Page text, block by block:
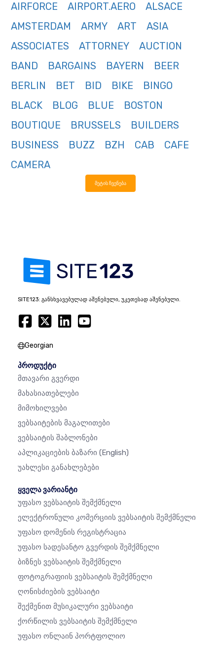
AIRFORCE
AIRPORT.AERO
ALSACE
AMSTERDAM
ARMY ART
ASIA
ASSOCIATES
ATTORNEY
AUCTION
BAND
BARGAINS BAYERN
BEER
BERLIN
BET BID BIKE
BINGO
BLACK
BLOG BLUE
BOSTON
BOUTIQUE
BRUSSELS
BUILDERS
BUSINESS
BUZZ BZH CAB
CAFE
CAMERA
მეტის ჩვენება
SITE123: განსხვავებულად აშენებული, უკეთესად აშენებული.
Georgian
პროდუქტი
Მთავარი Გვერდი
Მახასიათებლები
Მიმოხილვები
Ვებსაიტების Მაგალითები
Ვებსაიტის Შაბლონები
Აპლიკაციების Ბაზარი (English)
Უახლესი Განახლებები
ყველა ვარიანტი
Უფასო Ვებსაიტის Შემქმნელი
Ელექტრონული Კომერციის Ვებსაიტის Შემქმნელი
Უფასო Დომენის Რეგისტრაცია
Უფასო Სადესანტო Გვერდის Შემქმნელი
Ბიზნეს Ვებსაიტის Შემქმნელი
Ფოტოგრაფიის Ვებსაიტის Შემქმნელი
Ღონისძიების Ვებსაიტი
Შექმენით Მუსიკალური Ვებსაიტი
Ქორწილის Ვებსაიტის Შემქმნელი
Უფასო Ონლაინ Პორტფოლიო